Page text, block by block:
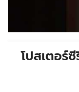
โปสเตอร์